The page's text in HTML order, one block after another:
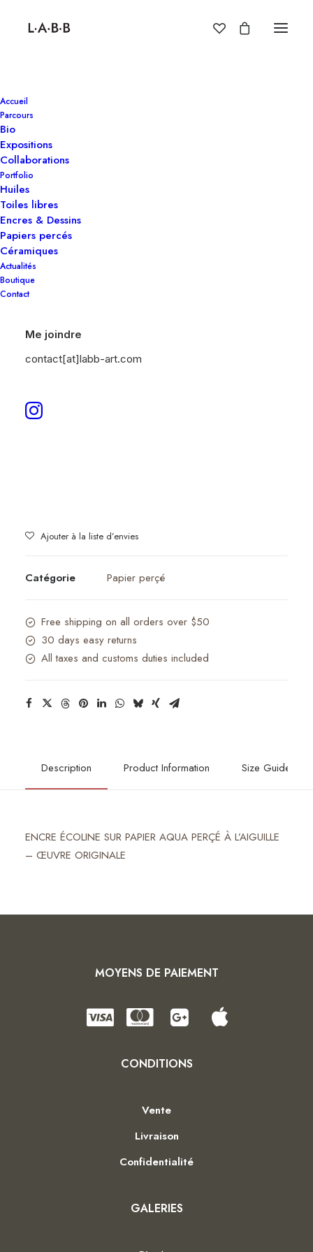
Accueil
Parcours
Bio
Expositions
Collaborations
Portfolio
Huiles
Toiles libres
Encres & Dessins
Papiers percés
Céramiques
Actualités
Boutique
Contact
Me joindre
contact[at]labb-art.com
Lemons
Ajouter à la liste d’envies
Catégorie Papier perçé
Free shipping on all orders over $50
30 days easy returns
All taxes and customs duties included
Description Product Information Size Guide
ENCRE ÉCOLINE SUR PAPIER AQUA PERÇÉ À L’AIGUILLE
– ŒUVRE ORIGINALE
MOYENS DE PAIEMENT
CONDITIONS
Vente
Livraison
Confidentialité
GALERIES